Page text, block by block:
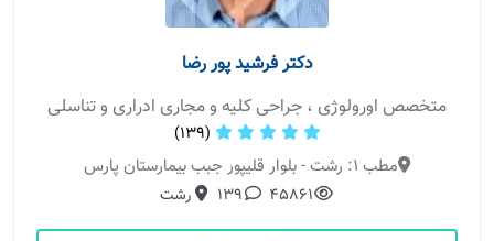
دکتر فرشید پور رضا
متخصص اورولوژی ، جراحی کلیه و مجاری ادراری و تناسلی
(139)
مطب 1: رشت - بلوار قلیپور جبب بیمارستان پارس
45861
139 رشت